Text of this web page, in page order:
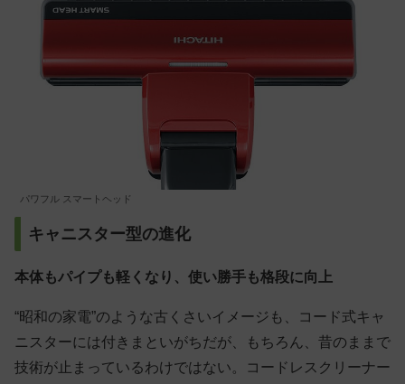
パワフル スマートヘッド
キャニスター型の進化
本体もパイプも軽くなり、使い勝手も格段に向上
“昭和の家電”のような古くさいイメージも、コード式キャ
ニスターには付きまといがちだが、もちろん、昔のままで
技術が止まっているわけではない。コードレスクリーナー